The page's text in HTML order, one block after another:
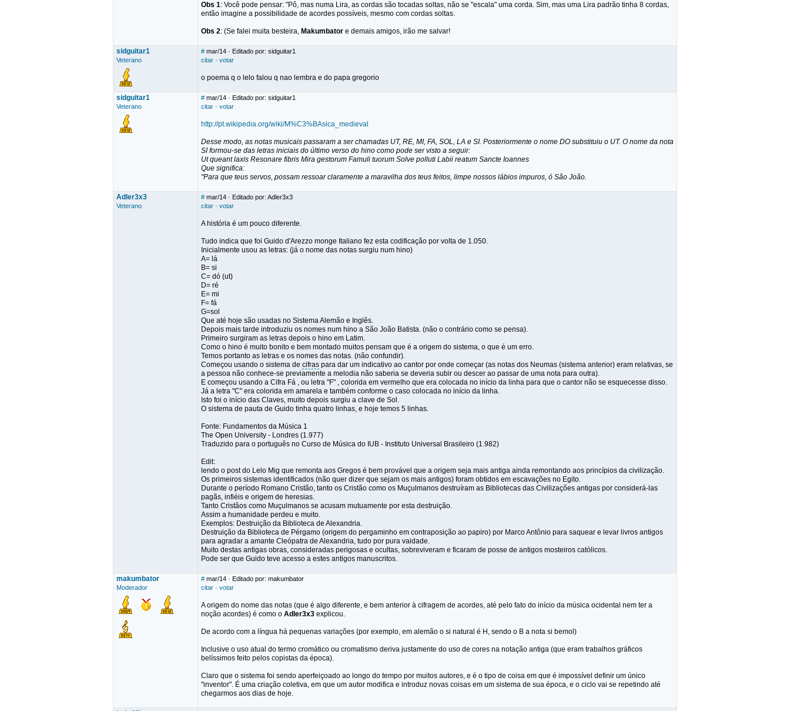
Obs 1: Você pode pensar: "Pô, mas numa Lira, as cordas são tocadas soltas, não se "escala" uma corda. Sim, mas uma Lira padrão tinha 8 cordas,
então imagine a possibilidade de acordes possíveis, mesmo com cordas soltas.
Obs 2: (Se falei muita besteira, Makumbator e demais amigos, irão me salvar!
sidguitar1
Veterano
# mar/14 · Editado por: sidguitar1
citar · votar
o poema q o lelo falou q nao lembra e do papa gregorio
sidguitar1
Veterano
# mar/14 · Editado por: sidguitar1
citar · votar
http://pt.wikipedia.org/wiki/M%C3%BAsica_medieval
Desse modo, as notas musicais passaram a ser chamadas UT, RE, MI, FA, SOL, LA e SI. Posteriormente o nome DO substituiu o UT. O nome da nota
SI formou-se das letras iniciais do último verso do hino como pode ser visto a seguir:
Ut queant laxis Resonare fibris Mira gestorum Famuli tuorum Solve polluti Labii reatum Sancte Ioannes
Que significa:
"Para que teus servos, possam ressoar claramente a maravilha dos teus feitos, limpe nossos lábios impuros, ó São João.
Adler3x3
Veterano
# mar/14 · Editado por: Adler3x3
citar · votar
A história é um pouco diferente.
Tudo indica que foi Guido d'Arezzo monge Italiano fez esta codificação por volta de 1.050.
Inicialmente usou as letras: (já o nome das notas surgiu num hino)
A= lá
B= si
C= dó (ut)
D= ré
E= mi
F= fá
G=sol
Que até hoje são usadas no Sistema Alemão e Inglês.
Depois mais tarde introduziu os nomes num hino a São João Batista. (não o contrário como se pensa).
Primeiro surgiram as letras depois o hino em Latim.
Como o hino é muito bonito e bem montado muitos pensam que é a origem do sistema, o que é um erro.
Temos portanto as letras e os nomes das notas. (não confundir).
Começou usando o sistema de cifras para dar um indicativo ao cantor por onde começar (as notas dos Neumas (sistema anterior) eram relativas, se
a pessoa não conhece-se previamente a melodia não saberia se deveria subir ou descer ao passar de uma nota para outra).
E começou usando a Cifra Fá , ou letra "F" , colorida em vermelho que era colocada no início da linha para que o cantor não se esquecesse disso.
Já a letra "C" era colorida em amarela e também conforme o caso colocada no início da linha.
Isto foi o início das Claves, muito depois surgiu a clave de Sol.
O sistema de pauta de Guido tinha quatro linhas, e hoje temos 5 linhas.
Fonte: Fundamentos da Música 1
The Open University - Londres (1.977)
Traduzido para o português no Curso de Música do IUB - Instituto Universal Brasileiro (1.982)
Edit:
lendo o post do Lelo Mig que remonta aos Gregos é bem provável que a origem seja mais antiga ainda remontando aos princípios da civilização.
Os primeiros sistemas identificados (não quer dizer que sejam os mais antigos) foram obtidos em escavações no Egito.
Durante o período Romano Cristão, tanto os Cristão como os Muçulmanos destruíram as Bibliotecas das Civilizações antigas por considerá-las
pagãs, infiéis e origem de heresias.
Tanto Cristãos como Muçulmanos se acusam mutuamente por esta destruição.
Assim a humanidade perdeu e muito.
Exemplos: Destruição da Biblioteca de Alexandria.
Destruição da Biblioteca de Pérgamo (origem do pergaminho em contraposição ao papiro) por Marco Antônio para saquear e levar livros antigos
para agradar a amante Cleópatra de Alexandria, tudo por pura vaidade.
Muito destas antigas obras, consideradas perigosas e ocultas, sobreviveram e ficaram de posse de antigos mosteiros católicos.
Pode ser que Guido teve acesso a estes antigos manuscritos.
makumbator
Moderador
# mar/14 · Editado por: makumbator
citar · votar
A origem do nome das notas (que é algo diferente, e bem anterior à cifragem de acordes, até pelo fato do início da música ocidental nem ter a
noção acordes) é como o Adler3x3 explicou.
De acordo com a língua há pequenas variações (por exemplo, em alemão o si natural é H, sendo o B a nota si bemol)
Inclusive o uso atual do termo cromático ou cromatismo deriva justamente do uso de cores na notação antiga (que eram trabalhos gráficos
belíssimos feito pelos copistas da época).
Claro que o sistema foi sendo aperfeiçoado ao longo do tempo por muitos autores, e é o tipo de coisa em que é impossível definir um único
"inventor". É uma criação coletiva, em que um autor modifica e introduz novas coisas em um sistema de sua época, e o ciclo vai se repetindo até
chegarmos aos dias de hoje.